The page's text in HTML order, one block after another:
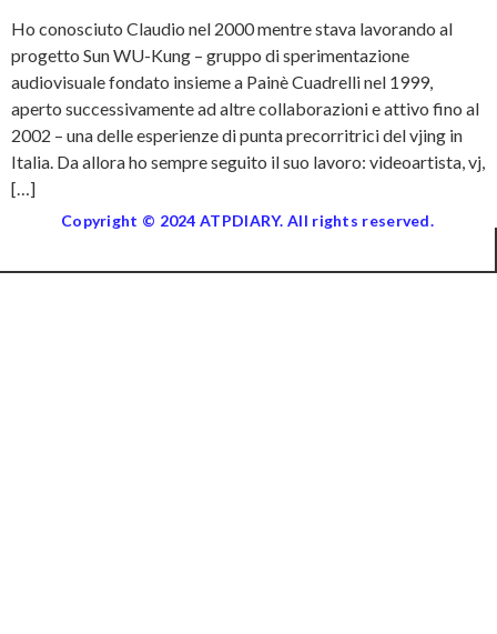
Ho conosciuto Claudio nel 2000 mentre stava lavorando al
progetto Sun WU-Kung – gruppo di sperimentazione
audiovisuale fondato insieme a Painè Cuadrelli nel 1999,
aperto successivamente ad altre collaborazioni e attivo fino al
2002 – una delle esperienze di punta precorritrici del vjing in
Italia. Da allora ho sempre seguito il suo lavoro: videoartista, vj,
[…]
Copyright © 2024 ATPDIARY. All rights reserved.